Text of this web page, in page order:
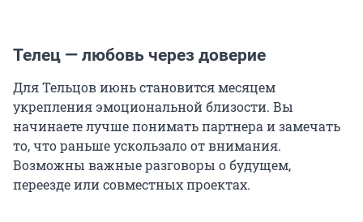
Телец — любовь через доверие
Для Тельцов июнь становится месяцем
укрепления эмоциональной близости. Вы
начинаете лучше понимать партнера и замечать
то, что раньше ускользало от внимания.
Возможны важные разговоры о будущем,
переезде или совместных проектах.